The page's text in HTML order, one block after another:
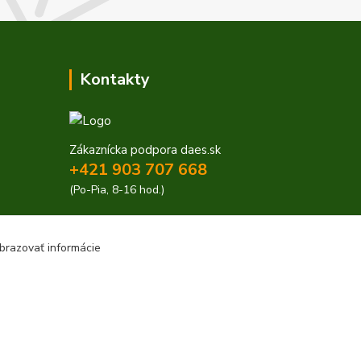
Kontakty
Zákaznícka podpora daes.sk
+421 903 707 668
(Po-Pia, 8-16 hod.)
informácie